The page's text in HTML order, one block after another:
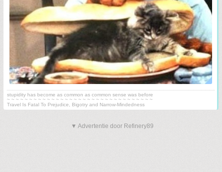
stupidity has become as common as common sense was before
~ ~ ~ ~ ~ ~ ~ ~ ~ ~ ~ ~ ~ ~ ~ ~ ~ ~ ~ ~ ~ ~ ~ ~ ~ ~ ~ ~ ~ ~ ~ ~ ~
Travel Is Fatal To Prejudice, Bigotry and Narrow-Mindedness
▼ Advertentie door Refinery89